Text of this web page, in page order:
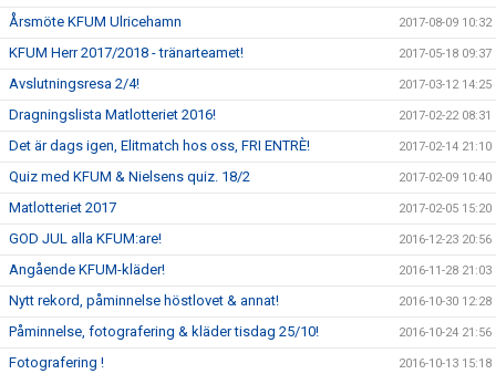
Årsmöte KFUM Ulricehamn 2017-08-09 10:32
KFUM Herr 2017/2018 - tränarteamet! 2017-05-18 09:37
Avslutningsresa 2/4! 2017-03-12 14:25
Dragningslista Matlotteriet 2016! 2017-02-22 08:31
Det är dags igen, Elitmatch hos oss, FRI ENTRÈ! 2017-02-14 21:10
Quiz med KFUM & Nielsens quiz. 18/2 2017-02-09 10:40
Matlotteriet 2017 2017-02-05 15:20
GOD JUL alla KFUM:are! 2016-12-23 20:56
Angående KFUM-kläder! 2016-11-28 21:03
Nytt rekord, påminnelse höstlovet & annat! 2016-10-30 12:28
Påminnelse, fotografering & kläder tisdag 25/10! 2016-10-24 21:56
Fotografering ! 2016-10-13 15:18